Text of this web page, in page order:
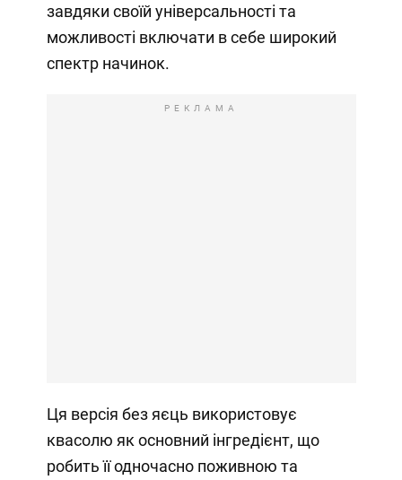
завдяки своїй універсальності та
можливості включати в себе широкий
спектр начинок.
РЕКЛАМА
Ця версія без яєць використовує
квасолю як основний інгредієнт, що
робить її одночасно поживною та